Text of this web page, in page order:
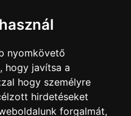
nyomkövető
hogy javítsa a
hogy személyre
hirdetéseket
forgalmát,